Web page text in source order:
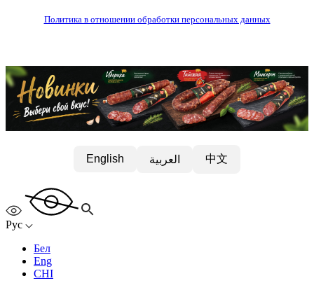
Политика в отношении обработки персональных данных
English العربية 中文
Рус
Бел
Eng
CHI